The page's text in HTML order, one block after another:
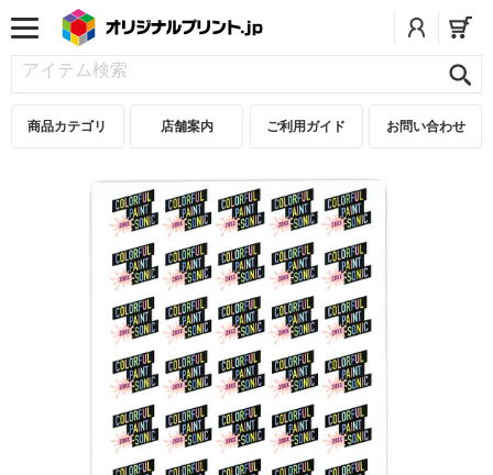
商品カテゴリ 店舗案内 ご利用ガイド お問い合わせ